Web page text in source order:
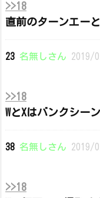
>>18
直前のターンエー
23 名無しさん 2019/
>>18
WとXはバンクシー
38 名無しさん 2019/
>>18